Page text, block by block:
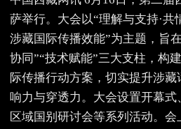
萨举行。大会以“理解与支持·
涉藏国际传播效能”为主题，旨
协同”“技术赋能”三大支柱，构
际传播行动方案，切实提升涉
响力与穿透力。大会设置开幕式
区域国别研讨会等系列活动。